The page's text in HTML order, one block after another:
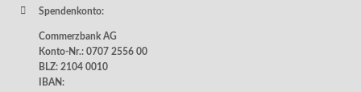
Spendenkonto:
Commerzbank AG
Konto-Nr.: 0707 2556 00
BLZ: 2104 0010
IBAN: